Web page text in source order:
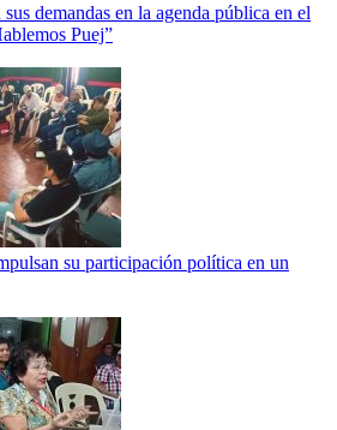
demandas en la agenda pública en el
Puej”
su participación política en un